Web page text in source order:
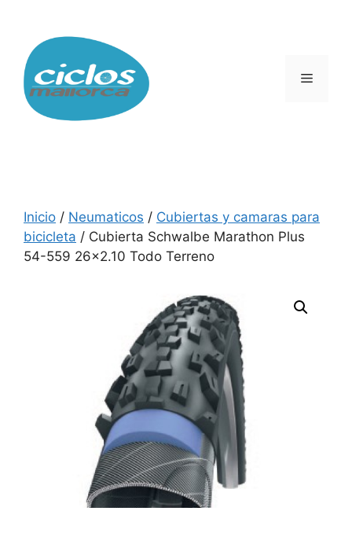
contenido
Menú
Inicio / Neumaticos / Cubiertas y camaras para
bicicleta / Cubierta Schwalbe Marathon Plus
54-559 26×2.10 Todo Terreno